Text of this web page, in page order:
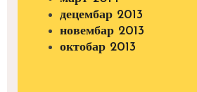
децембар 2013
новембар 2013
октобар 2013